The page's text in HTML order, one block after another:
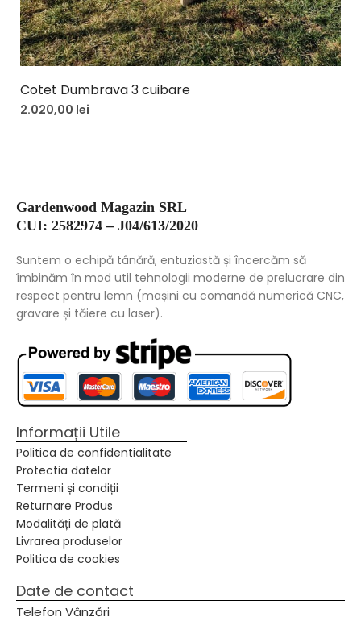
Cotet Dumbrava 3 cuibare
2.020,00 lei
Gardenwood Magazin SRL
CUI: 2582974 – J04/613/2020
Suntem o echipă tânără, entuziastă și încercăm să
îmbinăm în mod util tehnologii moderne de prelucrare din
respect pentru lemn (mașini cu comandă numerică CNC,
gravare și tăiere cu laser).
Informații Utile
Politica de confidentialitate
Protectia datelor
Termeni și condiții
Returnare Produs
Modalități de plată
Livrarea produselor
Politica de cookies
Date de contact
Telefon Vânzări